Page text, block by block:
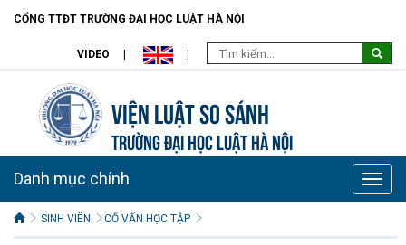
CỔNG TTĐT TRƯỜNG ĐẠI HỌC LUẬT HÀ NỘI
VIDEO
Viện Luật so sánh
TRƯỜNG ĐẠI HỌC LUẬT HÀ NỘI
Toggle
Danh mục chính
SINH VIÊN CỐ VẤN HỌC TẬP